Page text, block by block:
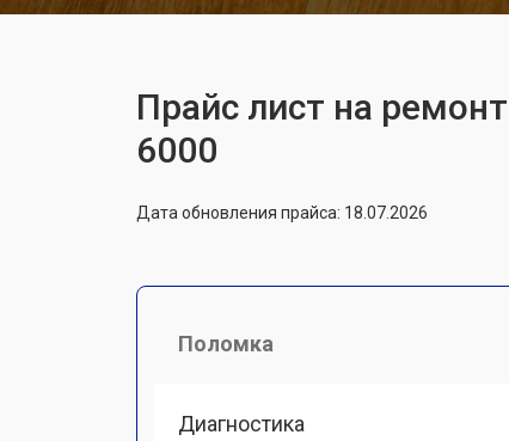
Прайс лист на
6000
Дата обновления прайса: 18.07.2026
Поломка
Диагностика